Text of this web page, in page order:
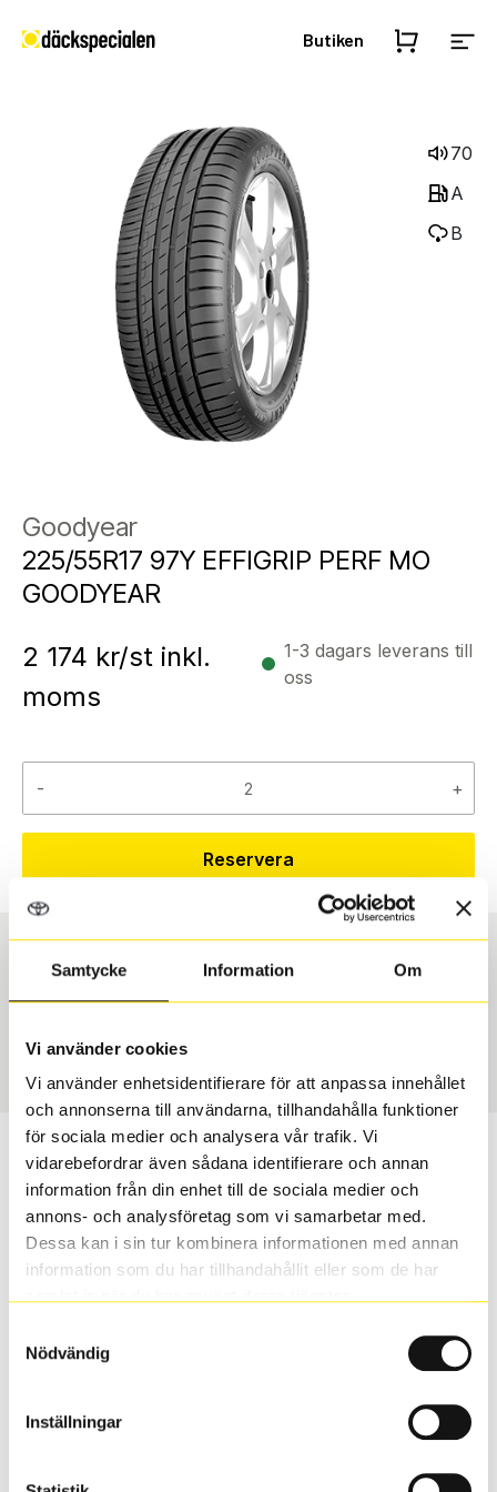
Samtycke Information Om
Vi använder cookies
Vi använder enhetsidentifierare för att anpassa innehållet
och annonserna till användarna, tillhandahålla funktioner
för sociala medier och analysera vår trafik. Vi
vidarebefordrar även sådana identifierare och annan
information från din enhet till de sociala medier och
annons- och analysföretag som vi samarbetar med.
Dessa kan i sin tur kombinera informationen med annan
information som du har tillhandahållit eller som de har
Nödvändig
Inställningar
Butiken
70
A
B
Goodyear
225/55R17 97Y EFFIGRIP PERF MO
GOODYEAR
2 174 kr/st inkl.
moms
1-3 dagars leverans till
oss
- +
Reservera
Däcktyp
Sommar
Däckstorlek
225/55 R 17 97Y
2449
Passar detta däck min bil?
Ange registreringsnummer för att se om det däck du
valt passar din bilmodell. Om du köper däck som skall
sättas på dina befintliga fälgar, se till att kolla en extra
inte vara samma dimension som bilen hade ut från